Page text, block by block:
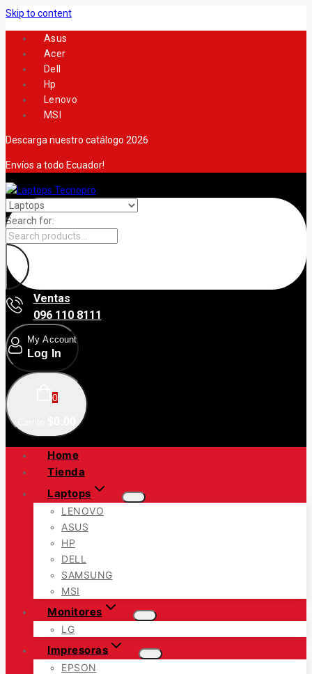
Skip to content
Asus
Acer
Dell
Hp
Lenovo
MSI
Descarga nuestro catálogo 2026
Envíos a todo Ecuador!
Search for:
Ventas
096 110 8111
My Account
Log In
0
Home
Tienda
Laptops
LENOVO
ASUS
HP
DELL
SAMSUNG
MSI
Monitores
LG
Impresoras
EPSON